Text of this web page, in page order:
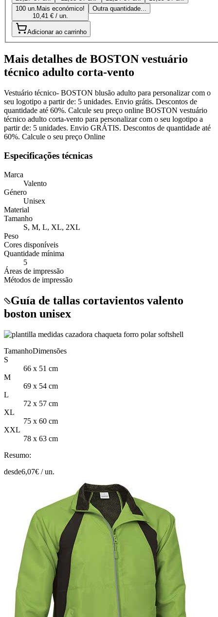
100 un. Mais económico!
10,41 € / un.
Outra quantidade...
Adicionar ao carrinho
Mais detalhes de BOSTON vestuário
técnico adulto corta-vento
Vestuário técnico- BOSTON blusão adulto para personalizar com o
seu logotipo a partir de: 5 unidades. Envio grátis. Descontos de
quantidade até 60%. Calcule seu preço online BOSTON vestuário
técnico adulto corta-vento para personalizar com o seu logotipo a
partir de: 5 unidades. Envio GRÁTIS. Descontos de quantidade até
60%. Calcule o seu preço Online
Especificações técnicas
Marca
Valento
Género
Unisex
Material
Tamanho
S, M, L, XL, 2XL
Peso
Cores disponíveis
Quantidade mínima
5
Áreas de impressão
Métodos de impressão
Guía de tallas cortavientos valento
boston unisex
TamanhoDimensões
S
66 x 51 cm
M
69 x 54 cm
L
72 x 57 cm
XL
75 x 60 cm
XXL
78 x 63 cm
Resumo:
desde6,07€ /un.